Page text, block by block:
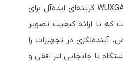
انسی لومن و وضوح WUXGA گزینه‌ای ایده‌آل برای
که با ارائه کیفیت تصویر
آینده‌نگری در تجهیزات را
با جابجایی لنز افقی و